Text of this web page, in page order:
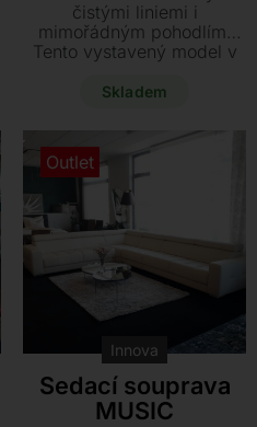
čistými liniemi i
mimořádným pohodlím.
Tento vystavený model v
výrazné slevě výjimečnou
vašeho obývacího pokoje
či kanceláře. K dispozici je
pouze jeden kus ihned k
odběru.
Skladem
Outlet
Innova
Sedací souprava
MUSIC